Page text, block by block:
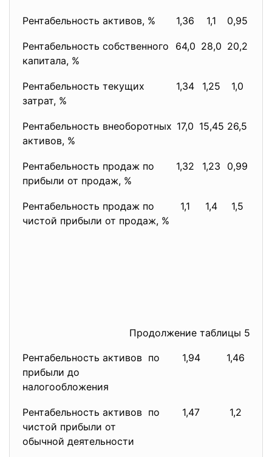
Рентабельность активов, % 1,36 1,1 0,95
Рентабельность собственного
капитала, %
64,0 28,0 20,2
Рентабельность текущих
затрат, %
1,34 1,25 1,0
Рентабельность внеоборотных
активов, %
17,0 15,45 26,5
Рентабельность продаж по
прибыли от продаж, %
1,32 1,23 0,99
Рентабельность продаж по
чистой прибыли от продаж, %
1,1 1,4 1,5
Продолжение таблицы 5
Рентабельность активов по
прибыли до
налогообложения
1,94 1,46
Рентабельность активов по
чистой прибыли от
обычной деятельности
1,47 1,2